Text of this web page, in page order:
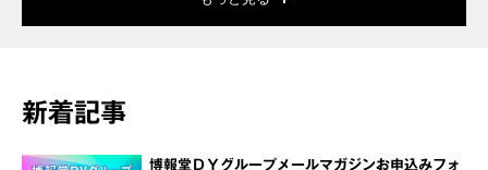
新着記事
博報堂ＤＹグループメールマガジンお申込みフォ